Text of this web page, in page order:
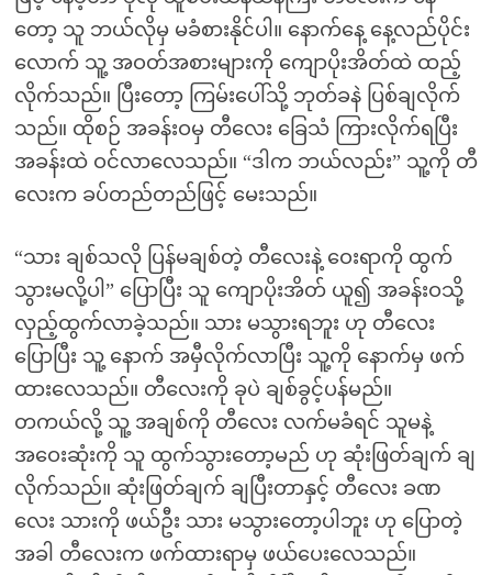
တော့ သူ ဘယ်လိုမှ မခံစားနိုင်ပါ။ နောက်နေ့ နေ့လည်ပိုင်း
လောက် သူ့ အဝတ်အစားများကို ကျောပိုးအိတ်ထဲ ထည့်
လိုက်သည်။ ပြီးတော့ ကြမ်းပေါ်သို့ ဘုတ်ခနဲ ပြစ်ချလိုက်
သည်။ ထိုစဉ် အခန်းဝမှ တီလေး ခြေသံ ကြားလိုက်ရပြီး
အခန်းထဲ ဝင်လာလေသည်။ “ဒါက ဘယ်လည်း” သူ့ကို တီ
လေးက ခပ်တည်တည်ဖြင့် မေးသည်။
“သား ချစ်သလို ပြန်မချစ်တဲ့ တီလေးနဲ့ ဝေးရာကို ထွက်
သွားမလို့ပါ” ပြောပြီး သူ ကျောပိုးအိတ် ယူ၍ အခန်းဝသို့
လှည့်ထွက်လာခဲ့သည်။ သား မသွားရဘူး ဟု တီလေး
ပြောပြီး သူ့ နောက် အမှီလိုက်လာပြီး သူ့ကို နောက်မှ ဖက်
ထားလေသည်။ တီလေးကို ခုပဲ ချစ်ခွင့်ပန်မည်။
တကယ်လို့ သူ့ အချစ်ကို တီလေး လက်မခံရင် သူမနဲ့
အဝေးဆုံးကို သူ ထွက်သွားတော့မည် ဟု ဆုံးဖြတ်ချက် ချ
လိုက်သည်။ ဆုံးဖြတ်ချက် ချပြီးတာနှင့် တီလေး ခဏ
လေး သားကို ဖယ်ဦး သား မသွားတော့ပါဘူး ဟု ပြောတဲ့
အခါ တီလေးက ဖက်ထားရာမှ ဖယ်ပေးလေသည်။